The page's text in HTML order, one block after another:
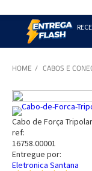
CABOS E
Cabo de Força
ref:
16758.00001
Entregue por:
Eletronica Santana